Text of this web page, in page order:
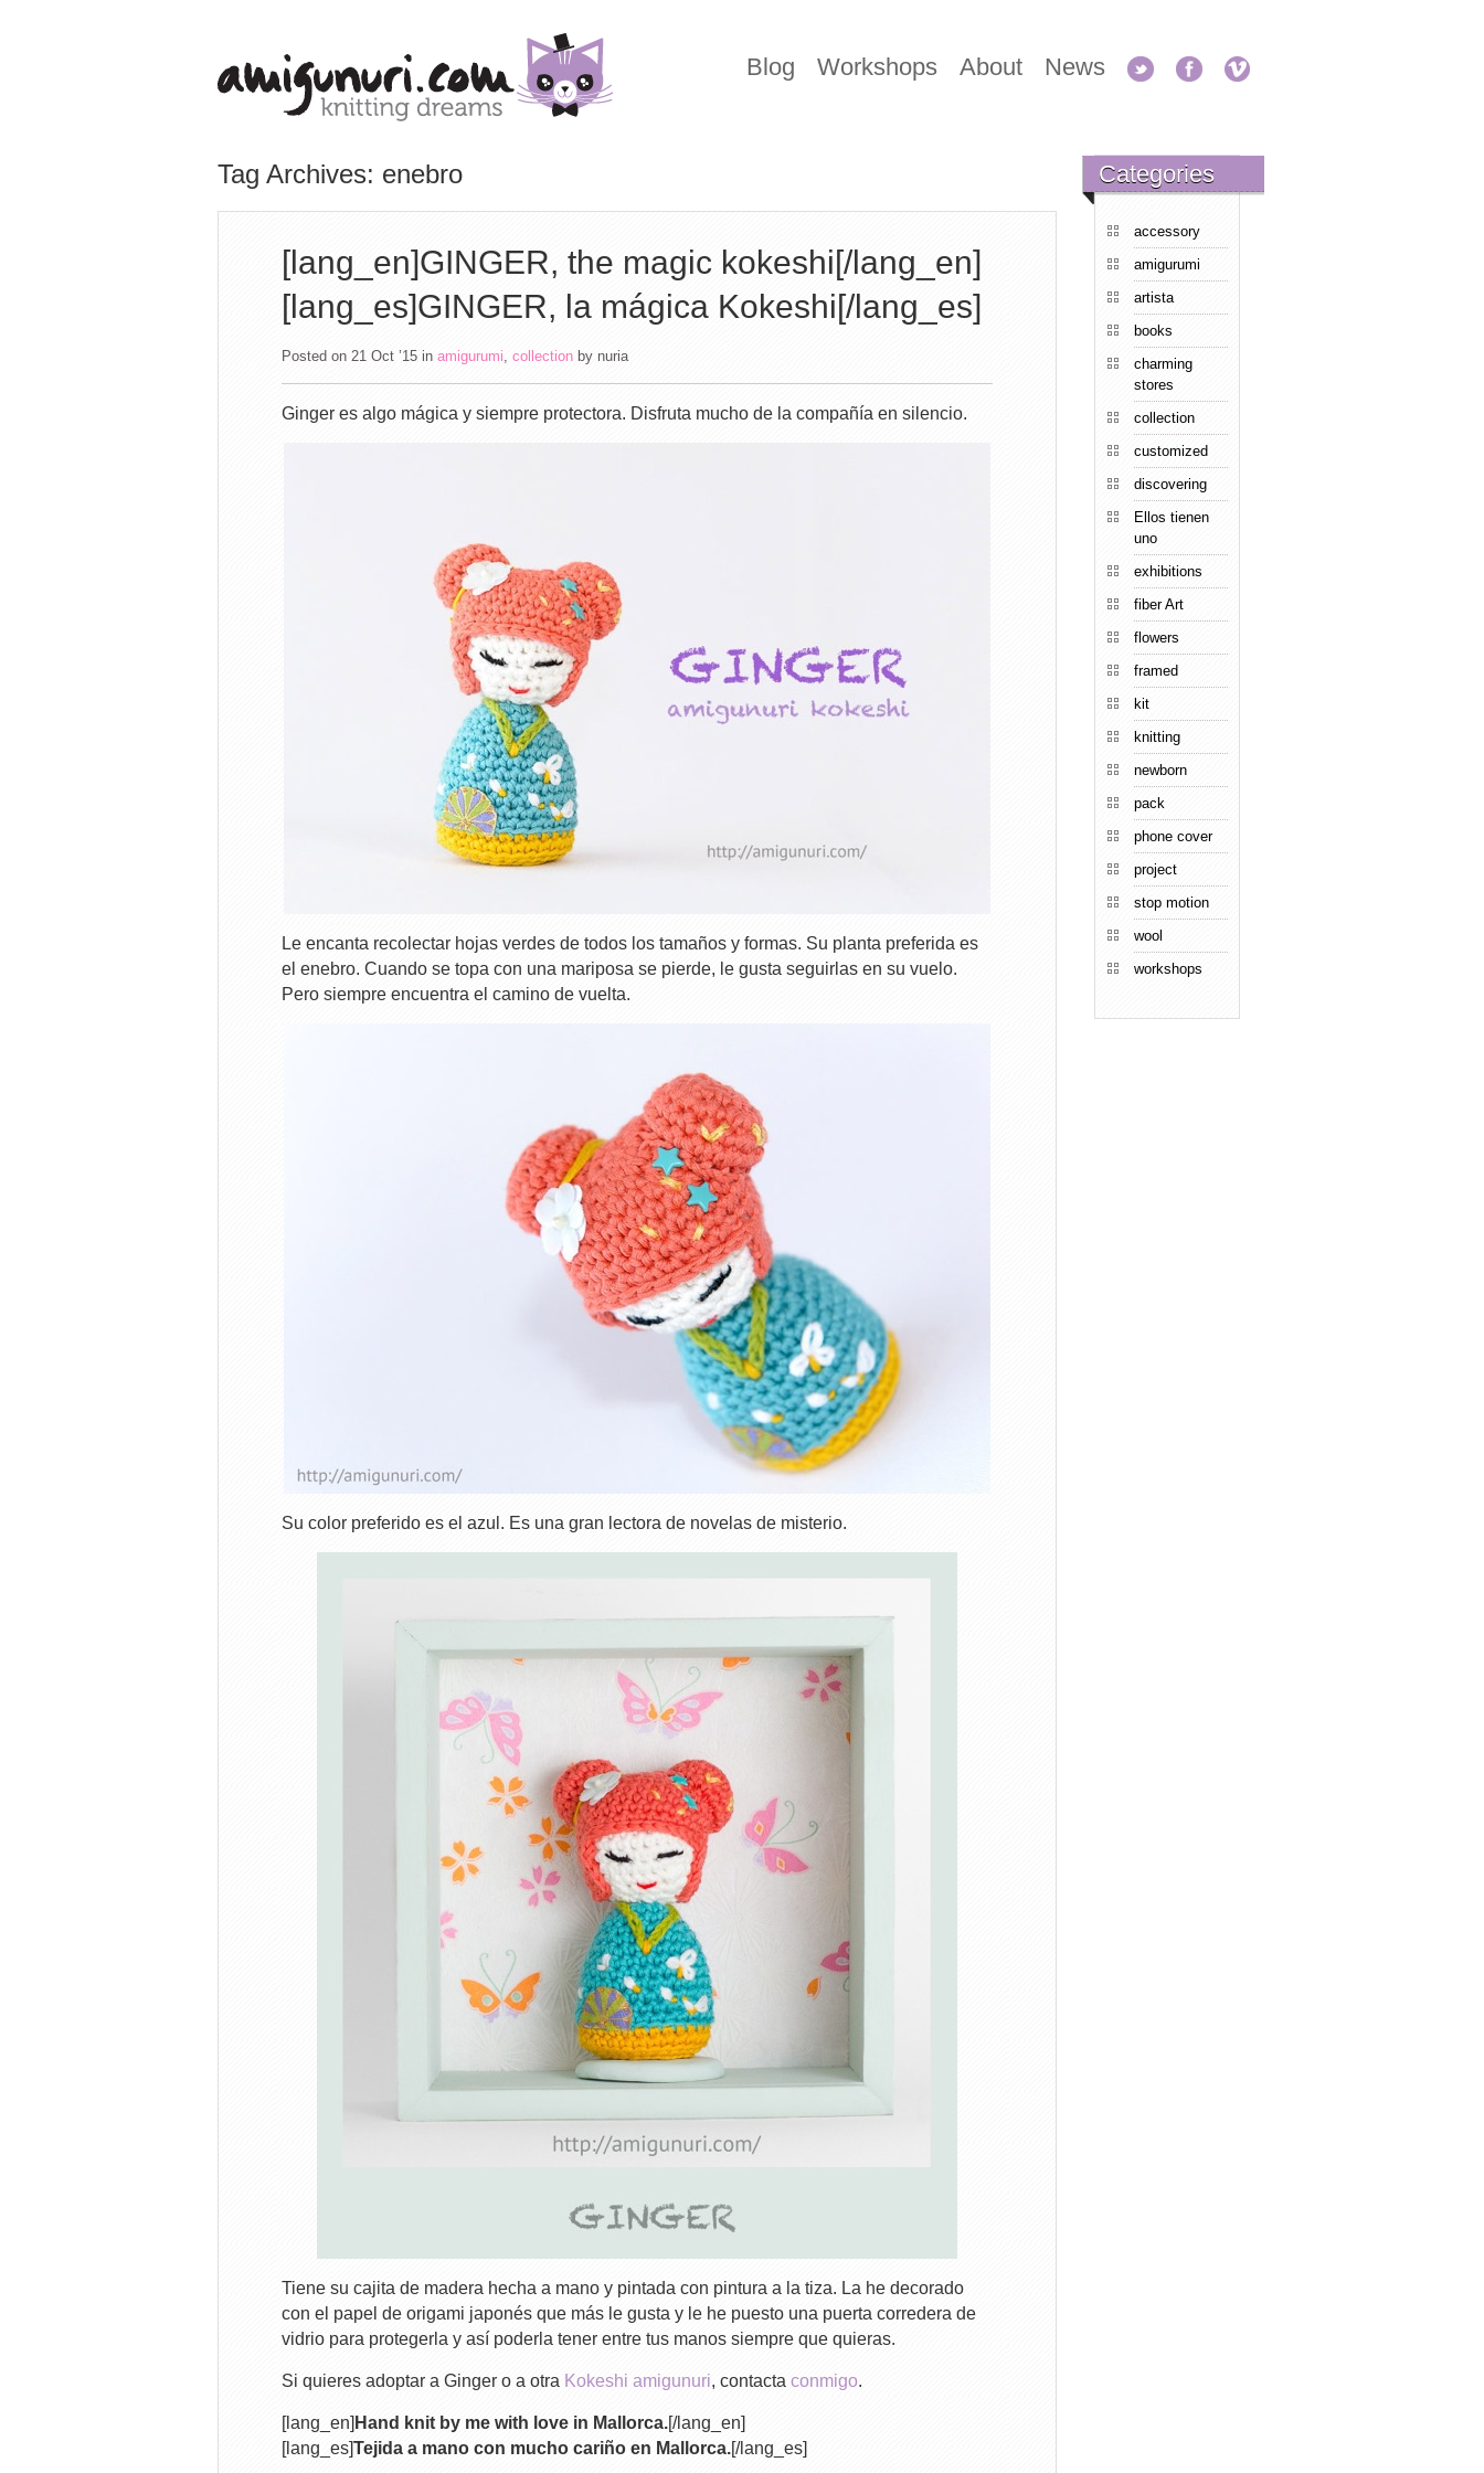
Blog Workshops About News
Tag Archives: enebro
[lang_en]GINGER, the magic kokeshi[/lang_en]
[lang_es]GINGER, la mágica Kokeshi[/lang_es]
Posted on 21 Oct ’15 in amigurumi, collection by nuria
Ginger es algo mágica y siempre protectora. Disfruta mucho de la compañía en silencio.
Le encanta recolectar hojas verdes de todos los tamaños y formas. Su planta preferida es
el enebro. Cuando se topa con una mariposa se pierde, le gusta seguirlas en su vuelo.
Pero siempre encuentra el camino de vuelta.
Su color preferido es el azul. Es una gran lectora de novelas de misterio.
Tiene su cajita de madera hecha a mano y pintada con pintura a la tiza. La he decorado
con el papel de origami japonés que más le gusta y le he puesto una puerta corredera de
vidrio para protegerla y así poderla tener entre tus manos siempre que quieras.
Si quieres adoptar a Ginger o a otra Kokeshi amigunuri, contacta conmigo.
[lang_en] Hand knit by me with love in Mallorca.[/lang_en]
[lang_es]Tejida a mano con mucho cariño en Mallorca.[/lang_es]
Categories
accessory
amigurumi
artista
books
charming
stores
collection
customized
discovering
Ellos tienen
uno
exhibitions
fiber Art
flowers
framed
kit
knitting
newborn
pack
phone cover
project
stop motion
wool
workshops